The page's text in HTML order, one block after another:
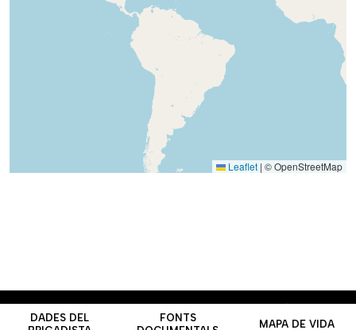
DADES DEL
FONTS
MAPA DE VIDA
Leaflet | © OpenStreetMap
ContacteNota
legal
Universitat de
CRAI Biblioteca Pavelló de la
República